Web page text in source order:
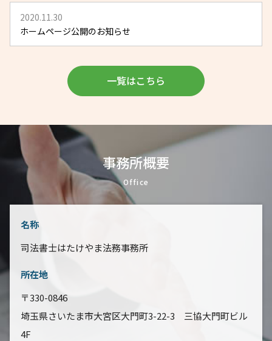
2020.11.30
ホームページ公開のお知らせ
一覧はこちら
事務所概要
Office
名称
司法書士はたけやま法務事務所
所在地
〒330-0846
埼玉県さいたま市大宮区大門町3-22-3 三協大門町ビル
4F